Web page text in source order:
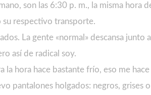
son las 6:30 p. m., la misma hora
su respectivo transporte.
La gente «normal» descansa
así de radical soy.
la hora hace bastante frío, eso me
pantalones holgados: negros, grises